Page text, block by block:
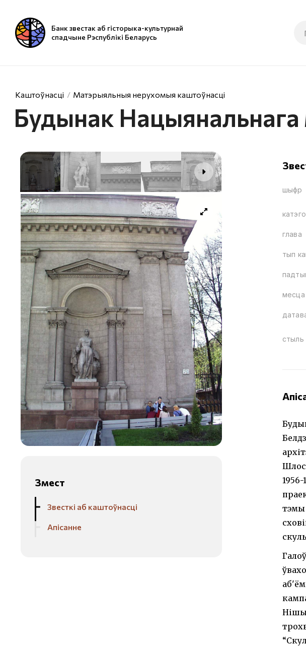
Банк звестак аб гісторыка-культурнай
спадчыне Рэспублікі Беларусь
Каштоўнасці Матэрыяльныя нерухомыя каштоўнасці
Будынак Нацыянальнага
Змест
Звесткі аб каштоўнасці
Апісанне
шыфр
глава
тып
стыль
тэмы